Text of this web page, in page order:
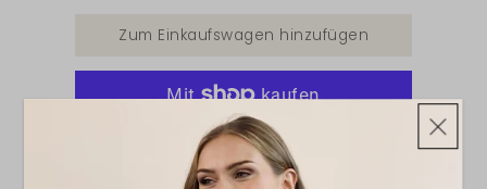
Zum Einkaufswagen hinzufügen
Weitere Bezahlmöglichkeiten
ZUR WUNSCHLISTE HINZUFÜGEN